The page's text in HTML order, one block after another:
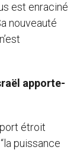
est enraciné
nouveauté
apporte-
étroit
puissance